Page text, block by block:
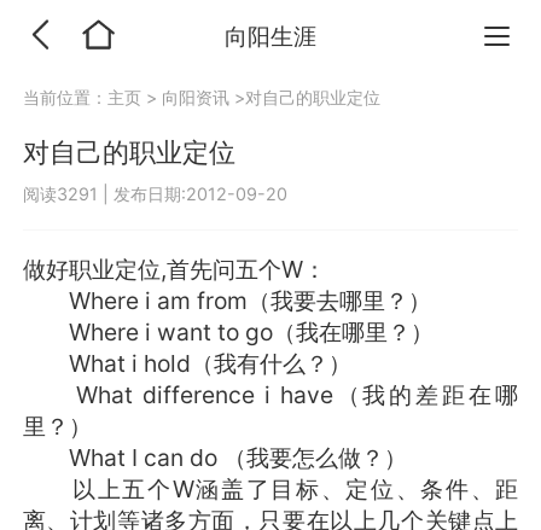
向阳生涯
当前位置： 主页 > 向阳资讯 >对自己的职业定位
对自己的职业定位
阅读3291 发布日期:2012-09-20
做好职业定位,首先问五个W：
Where i am from（我要去哪里？）
Where i want to go（我在哪里？）
What i hold（我有什么？）
What difference i have（我的差距在哪
里？）
What I can do （我要怎么做？）
以上五个W涵盖了目标、定位、条件、距
离、计划等诸多方面，只要在以上几个关键点上